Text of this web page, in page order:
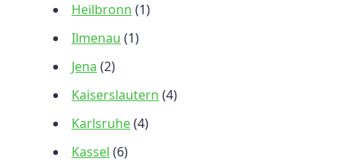
Heilbronn (1)
Ilmenau (1)
Jena (2)
Kaiserslautern (4)
Karlsruhe(4)
Kassel (6)